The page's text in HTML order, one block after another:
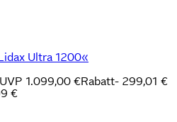
Ultra 1200«
UVP 1.099,00 €Rabatt- 299,01 €
€